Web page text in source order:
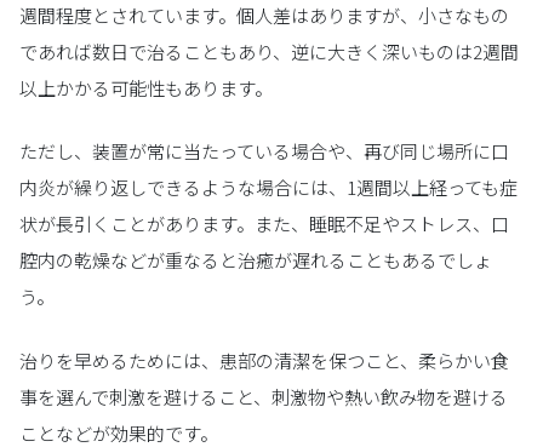
週間程度とされています。個人差はありますが、小さなもの
であれば数日で治ることもあり、逆に大きく深いものは2週間
以上かかる可能性もあります。
ただし、装置が常に当たっている場合や、再び同じ場所に口
内炎が繰り返しできるような場合には、1週間以上経っても症
状が長引くことがあります。また、睡眠不足やストレス、口
腔内の乾燥などが重なると治癒が遅れることもあるでしょ
う。
治りを早めるためには、患部の清潔を保つこと、柔らかい食
事を選んで刺激を避けること、刺激物や熱い飲み物を避ける
ことなどが効果的です。